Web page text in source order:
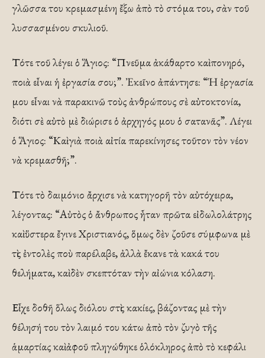
γλῶσσα του κρεμασμένη ἔξω ἀπὸ τὸ στόμα του, σὰν τοῦ
λυσσασμένου σκυλιοῦ.
Τότε τοῦ λέγει ὁ Ἅγιος: “Πνεῦμα ἀκάθαρτο καὶ πονηρό,
ποιὰ εἶναι ἡ ἐργασία σου;”. Ἐκεῖνο ἀπάντησε: “Ἡ ἐργασία
μου εἶναι νὰ παρακινῶ τοὺς ἀνθρώπους σὲ αὐτοκτονία,
διότι σὲ αὐτὸ μὲ διώρισε ὁ ἀρχηγός μου ὁ σατανᾶς”. Λέγει
ὁ Ἅγιος: “Καὶ γιὰ ποιὰ αἰτία παρεκίνησες τοῦτον τὸν νέον
νὰ κρεμασθῆ;”.
Τότε τὸ δαιμόνιο ἄρχισε νὰ κατηγορῆ τὸν αὐτόχειρα,
λέγοντας: “Αὐτὸς ὁ ἄνθρωπος ἦταν πρῶτα εἰδωλολάτρης
καὶ ὕστερα ἔγινε Χριστιανός, ὅμως δὲν ζοῦσε σύμφωνα μὲ
τὶς ἐντολὲς ποὺ παρέλαβε, ἀλλὰ ἔκανε τὰ κακά του
θελήματα, καὶ δὲν σκεπτόταν τὴν αἰώνια κόλαση.
Εἶχε δοθῆ ὅλως διόλου στὶς κακίες, βάζοντας μὲ τὴν
θέλησή του τὸν λαιμό του κάτω ἀπὸ τὸν ζυγὸ τῆς
ἁμαρτίας καὶ ἀφοῦ πληγώθηκε ὁλόκληρος ἀπὸ τὸ κεφάλι